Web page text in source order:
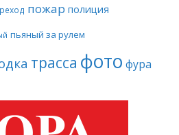
пожар полиция
пьяный за рулем
трасса фото фура